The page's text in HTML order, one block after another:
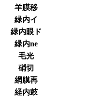
羊膜移
緑内イ
緑内眼ド
緑内ne
毛光
硝切
網膜再
経内鼓